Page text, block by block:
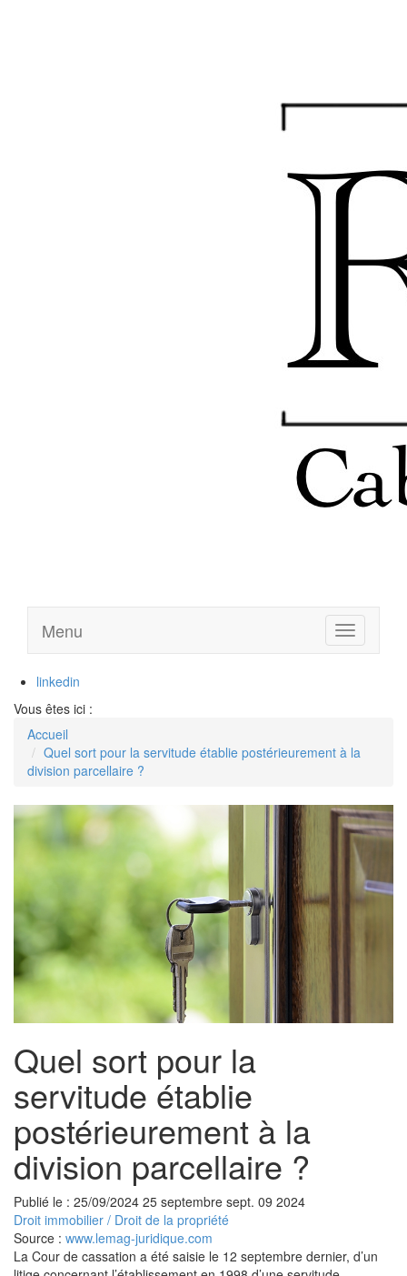
Ouvrir
le
Menu
linkedin
Vous êtes ici :
Accueil
Quel sort pour la servitude établie postérieurement à la
division parcellaire ?
Quel sort pour la
servitude établie
postérieurement à la
division parcellaire ?
Publié le : 25/09/2024 25 septembre sept. 09 2024
Droit immobilier / Droit de la propriété
Source : www.lemag-juridique.com
La Cour de cassation a été saisie le 12 septembre dernier, d’un